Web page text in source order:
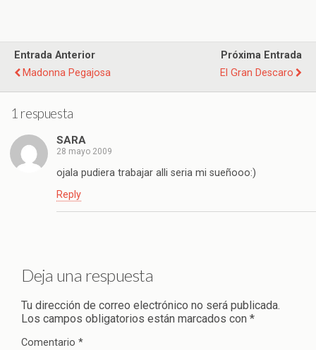
Entrada Anterior
Madonna Pegajosa
Próxima Entrada
El Gran Descaro
1 respuesta
SARA
28 mayo 2009
ojala pudiera trabajar alli seria mi sueñooo:)
Reply
Deja una respuesta
Tu dirección de correo electrónico no será publicada.
Los campos obligatorios están marcados con *
Comentario *